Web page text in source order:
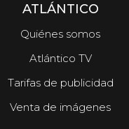
ATLÁNTICO
Quiénes somos
Atlántico TV
Tarifas de publicidad
Venta de imágenes